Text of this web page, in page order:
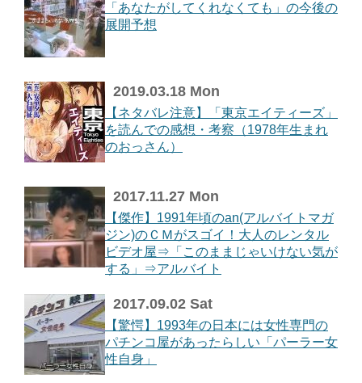
「あなたがしてくれなくても」の今後の
展開予想
2019.03.18 Mon
【ネタバレ注意】「東京エイティーズ」
を読んでの感想・考察（1978年生まれ
のおっさん）
2017.11.27 Mon
【傑作】1991年頃のan(アルバイトマガ
ジン)のＣＭがスゴイ！大人のレンタル
ビデオ屋⇒「このままじゃいけない気が
する」⇒アルバイト
2017.09.02 Sat
【驚愕】1993年の日本には女性専門の
パチンコ屋があったらしい「パーラー女
性自身」